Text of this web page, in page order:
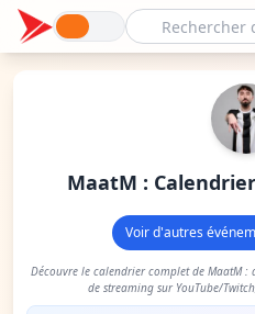
MaatM :
Voir d'autres
Découvre le calendrier complet de MaatM :
de streaming sur YouTube/